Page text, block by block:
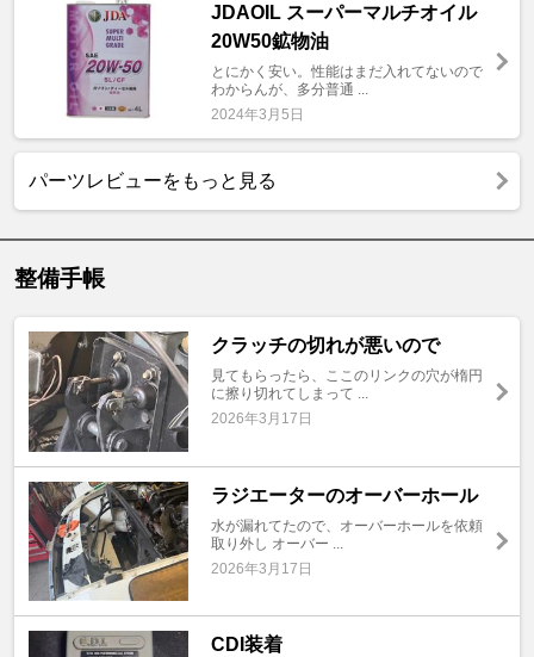
JDAOIL スーパーマルチオイル
20W50鉱物油
とにかく安い。性能はまだ入れてないので
わからんが、多分普通 ...
2024年3月5日
パーツレビューをもっと見る
整備手帳
クラッチの切れが悪いので
見てもらったら、ここのリンクの穴が楕円
に擦り切れてしまって ...
2026年3月17日
ラジエーターのオーバーホール
水が漏れてたので、オーバーホールを依頼
取り外し オーバー ...
2026年3月17日
CDI装着